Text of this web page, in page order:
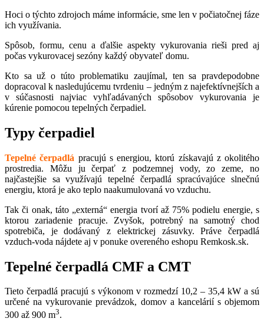
Hoci o týchto zdrojoch máme informácie, sme len v počiatočnej fáze
ich využívania.
Spôsob, formu, cenu a ďalšie aspekty vykurovania rieši pred aj
počas vykurovacej sezóny každý obyvateľ domu.
Kto sa už o túto problematiku zaujímal, ten sa pravdepodobne
dopracoval k nasledujúcemu tvrdeniu – jedným z najefektívnejších a
v súčasnosti najviac vyhľadávaných spôsobov vykurovania je
kúrenie pomocou tepelných čerpadiel.
Typy čerpadiel
Tepelné čerpadlá pracujú s energiou, ktorú získavajú z okolitého
prostredia. Môžu ju čerpať z podzemnej vody, zo zeme, no
najčastejšie sa využívajú tepelné čerpadlá spracúvajúce slnečnú
energiu, ktorá je ako teplo naakumulovaná vo vzduchu.
Tak či onak, táto „externá“ energia tvorí až 75% podielu energie, s
ktorou zariadenie pracuje. Zvyšok, potrebný na samotný chod
spotrebiča, je dodávaný z elektrickej zásuvky. Práve čerpadlá
vzduch-voda nájdete aj v ponuke overeného eshopu Remkosk.sk.
Tepelné čerpadlá CMF a CMT
Tieto čerpadlá pracujú s výkonom v rozmedzí 10,2 – 35,4 kW a sú
určené na vykurovanie prevádzok, domov a kancelárií s objemom
300 až 900 m3.